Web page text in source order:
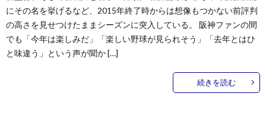
にその名を挙げるなど、2015年終了時からは想像もつかない前評判
の高さを見せつけたままシーズンに突入している。 阪神ファンの間
でも「今年は楽しみだ」「楽しい野球が見られそう」「去年とはひ
と味違う」という声が聞か […]
続きを読む